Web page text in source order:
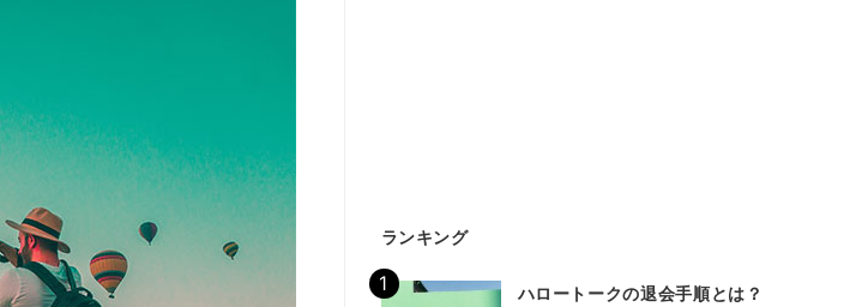
ランキング
ハロートークの退会手順とは？